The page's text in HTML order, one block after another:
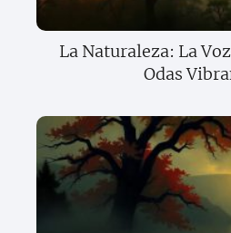
La Naturaleza: La
Odas